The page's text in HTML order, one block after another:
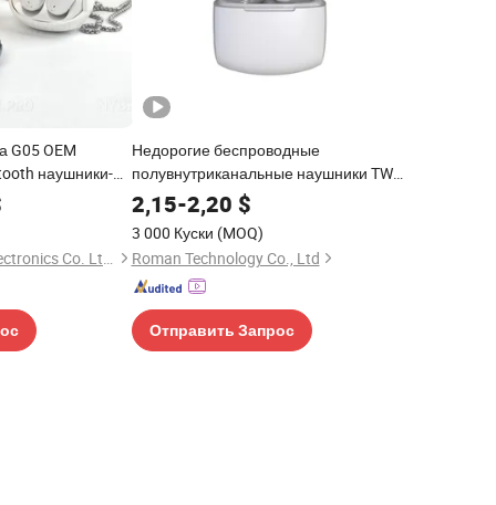
G05 OEM
наушники-
звука
Juhuaxin(Foshan)Electronics Co. Ltd.
Недорогие беспроводные
полувнутриканальные наушники TWS
с мини-дизайном
2,15-2,20 $
3 000 Куски (MOQ)
Roman Technology Co., Ltd
Отправить Запрос